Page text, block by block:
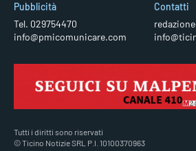
Pubblicità
Tel. 029754470
info@pmicomunicare.com
Contatti
Tutti i diritti sono riservati
© Ticino Notizie SRL P.I. 10100370963